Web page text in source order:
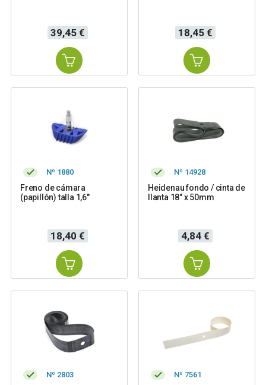
Precio
39,45 € Precio
18,45 €
Nº 1880
Freno de cámara
(papillón) talla 1,6"
Precio
18,40 €
Nº 14928
Heidenau fondo / cinta de
llanta 18" x 50mm
Precio
4,84 €
Nº 2803 Nº 7561